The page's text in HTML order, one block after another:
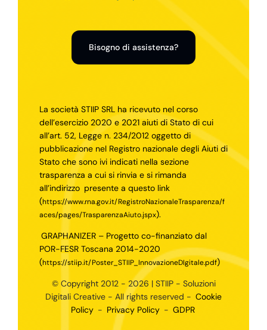
Bisogno di assistenza?
La società STIIP SRL ha ricevuto nel corso
dell’esercizio 2020 e 2021 aiuti di Stato di cui
all’art. 52, Legge n. 234/2012 oggetto di
pubblicazione nel Registro nazionale degli Aiuti di
Stato che sono ivi indicati nella sezione
trasparenza a cui si rinvia e si rimanda
all’indirizzo presente a questo link
(https://www.rna.gov.it/RegistroNazionaleTrasparenza/f
aces/pages/TrasparenzaAiuto.jspx).
GRAPHANIZER – Progetto co-finanziato dal
POR-FESR Toscana 2014-2020
(https://stiip.it/Poster_STIIP_InnovazioneDIgitale.pdf)
© Copyright 2012 - 2026 | STIIP - Soluzioni
Digitali Creative - All rights reserved - Cookie
Policy - Privacy Policy - GDPR